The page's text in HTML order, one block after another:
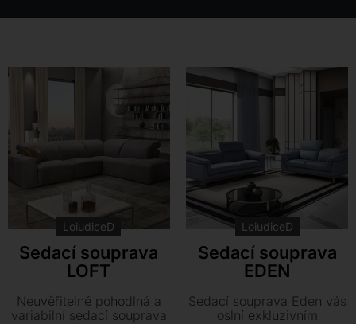
LoiudiceD
Sedací souprava
LOFT
Neuvěřitelně pohodlná a
variabilní sedací souprava
LoiudiceD
Sedací souprava
EDEN
Sedací souprava Eden vás
oslní exkluzivním